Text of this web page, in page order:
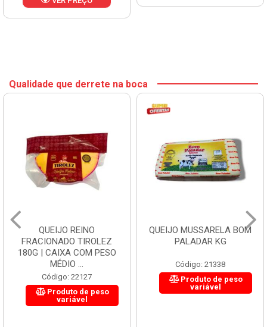
Qualidade que derrete na boca
QUEIJO REINO
FRACIONADO TIROLEZ
180G | CAIXA COM PESO
MÉDIO ...
Código: 22127
Produto de peso
variável
QUEIJO MUSSARELA BOM
PALADAR KG
Código: 21338
Produto de peso
variável